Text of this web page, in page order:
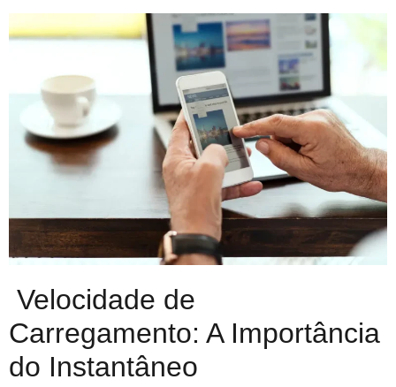
Velocidade de
Carregamento: A Importância
do Instantâneo